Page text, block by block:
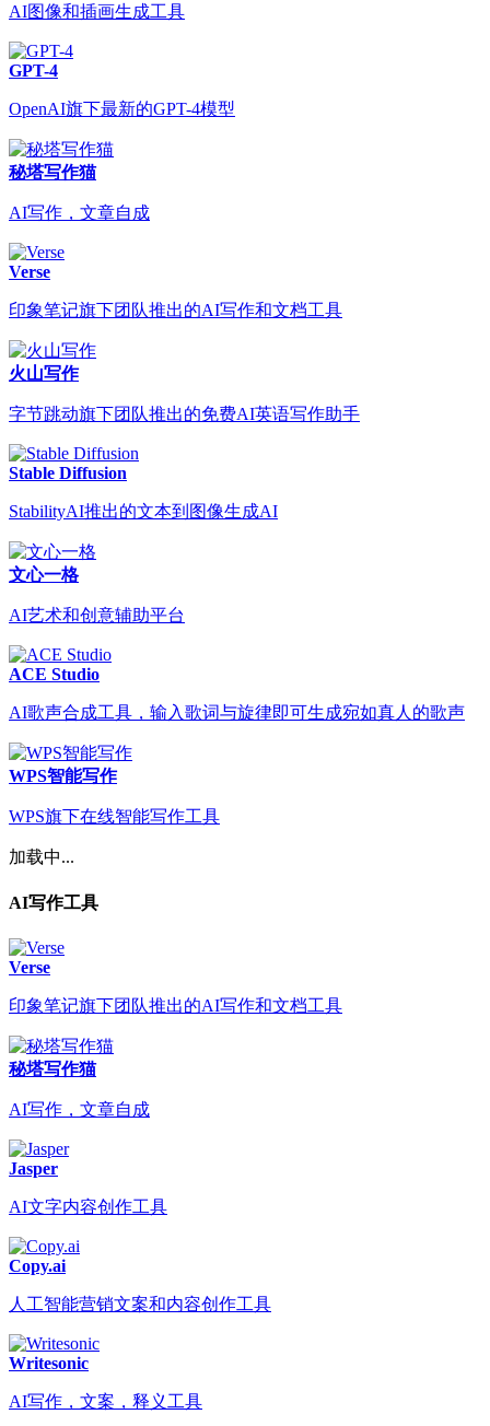
AI图像和插画生成工具
GPT-4
OpenAI旗下最新的GPT-4模型
秘塔写作猫
AI写作，文章自成
Verse
印象笔记旗下团队推出的AI写作和文档工具
火山写作
字节跳动旗下团队推出的免费AI英语写作助手
Stable Diffusion
StabilityAI推出的文本到图像生成AI
文心一格
AI艺术和创意辅助平台
ACE Studio
AI歌声合成工具，输入歌词与旋律即可生成宛如真人的歌声
WPS智能写作
WPS旗下在线智能写作工具
加载中...
AI写作工具
Verse
印象笔记旗下团队推出的AI写作和文档工具
秘塔写作猫
AI写作，文章自成
Jasper
AI文字内容创作工具
Copy.ai
人工智能营销文案和内容创作工具
Writesonic
AI写作，文案，释义工具